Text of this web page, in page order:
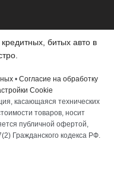
битых авто в
• Согласие на обработку
Cookie
касающаяся технических
товаров, носит
публичной офертой,
Гражданского кодекса РФ.